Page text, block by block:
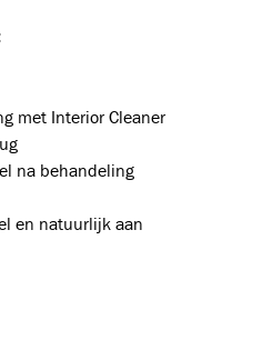
met Interior Cleaner
na behandeling
en natuurlijk aan